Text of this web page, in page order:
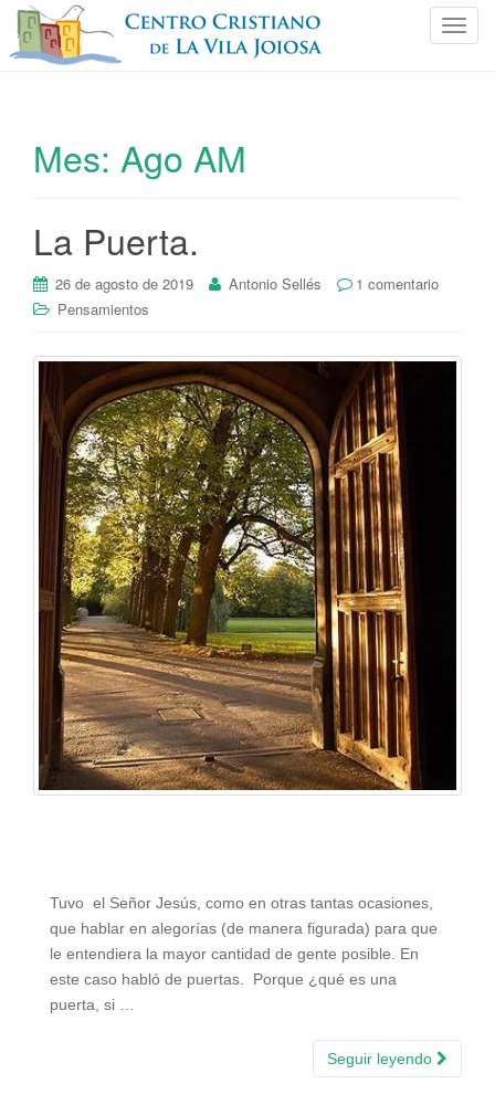
C
c
Mes: Ago AM
La Puerta.
26 de agosto de 2019 Antonio Sellés
1 comentario
Pensamientos
Tuvo el Señor Jesús, como en otras tantas ocasiones,
que hablar en alegorías (de manera figurada) para que
le entendiera la mayor cantidad de gente posible. En
este caso habló de puertas. Porque ¿qué es una
puerta, si …
Seguir leyendo